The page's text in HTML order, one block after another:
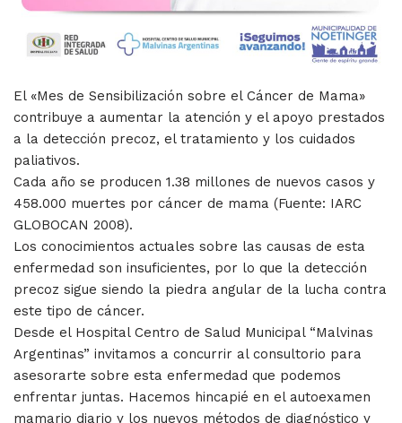
El «Mes de Sensibilización sobre el Cáncer de Mama»
contribuye a aumentar la atención y el apoyo prestados
a la detección precoz, el tratamiento y los cuidados
paliativos.
Cada año se producen 1.38 millones de nuevos casos y
458.000 muertes por cáncer de mama (Fuente: IARC
GLOBOCAN 2008).
Los conocimientos actuales sobre las causas de esta
enfermedad son insuficientes, por lo que la detección
precoz sigue siendo la piedra angular de la lucha contra
este tipo de cáncer.
Desde el Hospital Centro de Salud Municipal “Malvinas
Argentinas” invitamos a concurrir al consultorio para
asesorarte sobre esta enfermedad que podemos
enfrentar juntas. Hacemos hincapié en el autoexamen
mamario diario y los nuevos métodos de diagnóstico y